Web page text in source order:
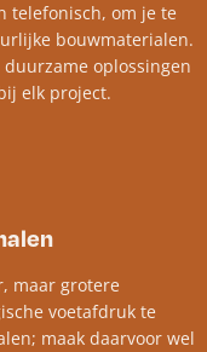
telefonisch, om je te
bouwmaterialen.
oplossingen
elk project.​
maar grotere
voetafdruk te
maak daarvoor wel